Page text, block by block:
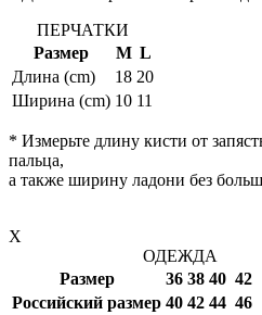
ПЕРЧАТКИ
Размер
M L
Длина (cm)
18 20
Ширина (cm) 10 11
* Измерьте длину кисти от
пальца,
а также ширину ладони без
X
ОДЕЖДА
Размер
36 38 40 42
Российский размер 40 42 44 46